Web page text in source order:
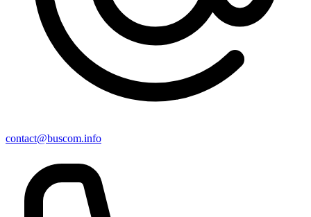
contact@buscom.info